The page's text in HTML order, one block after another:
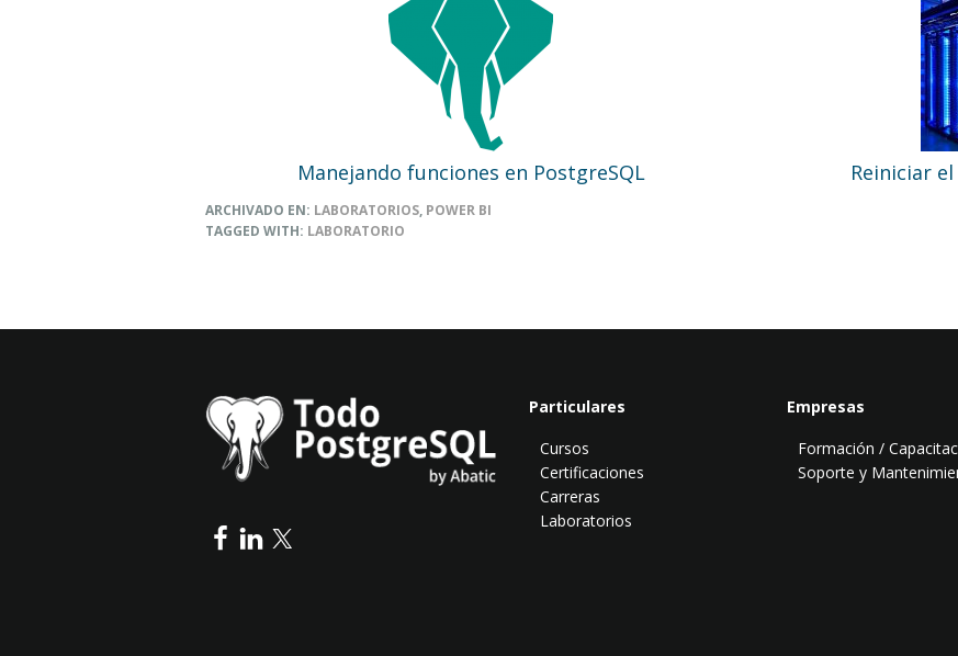
Manejando funciones en PostgreSQL Reiniciar
ARCHIVADO EN: LABORATORIOS, POWER BI
TAGGED WITH: LABORATORIO
Particulares
Cursos
Certificaciones
Carreras
Laboratorios
Empresas
Formación /
Soporte y